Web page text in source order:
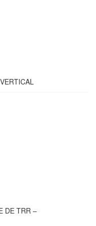
DE TRR –